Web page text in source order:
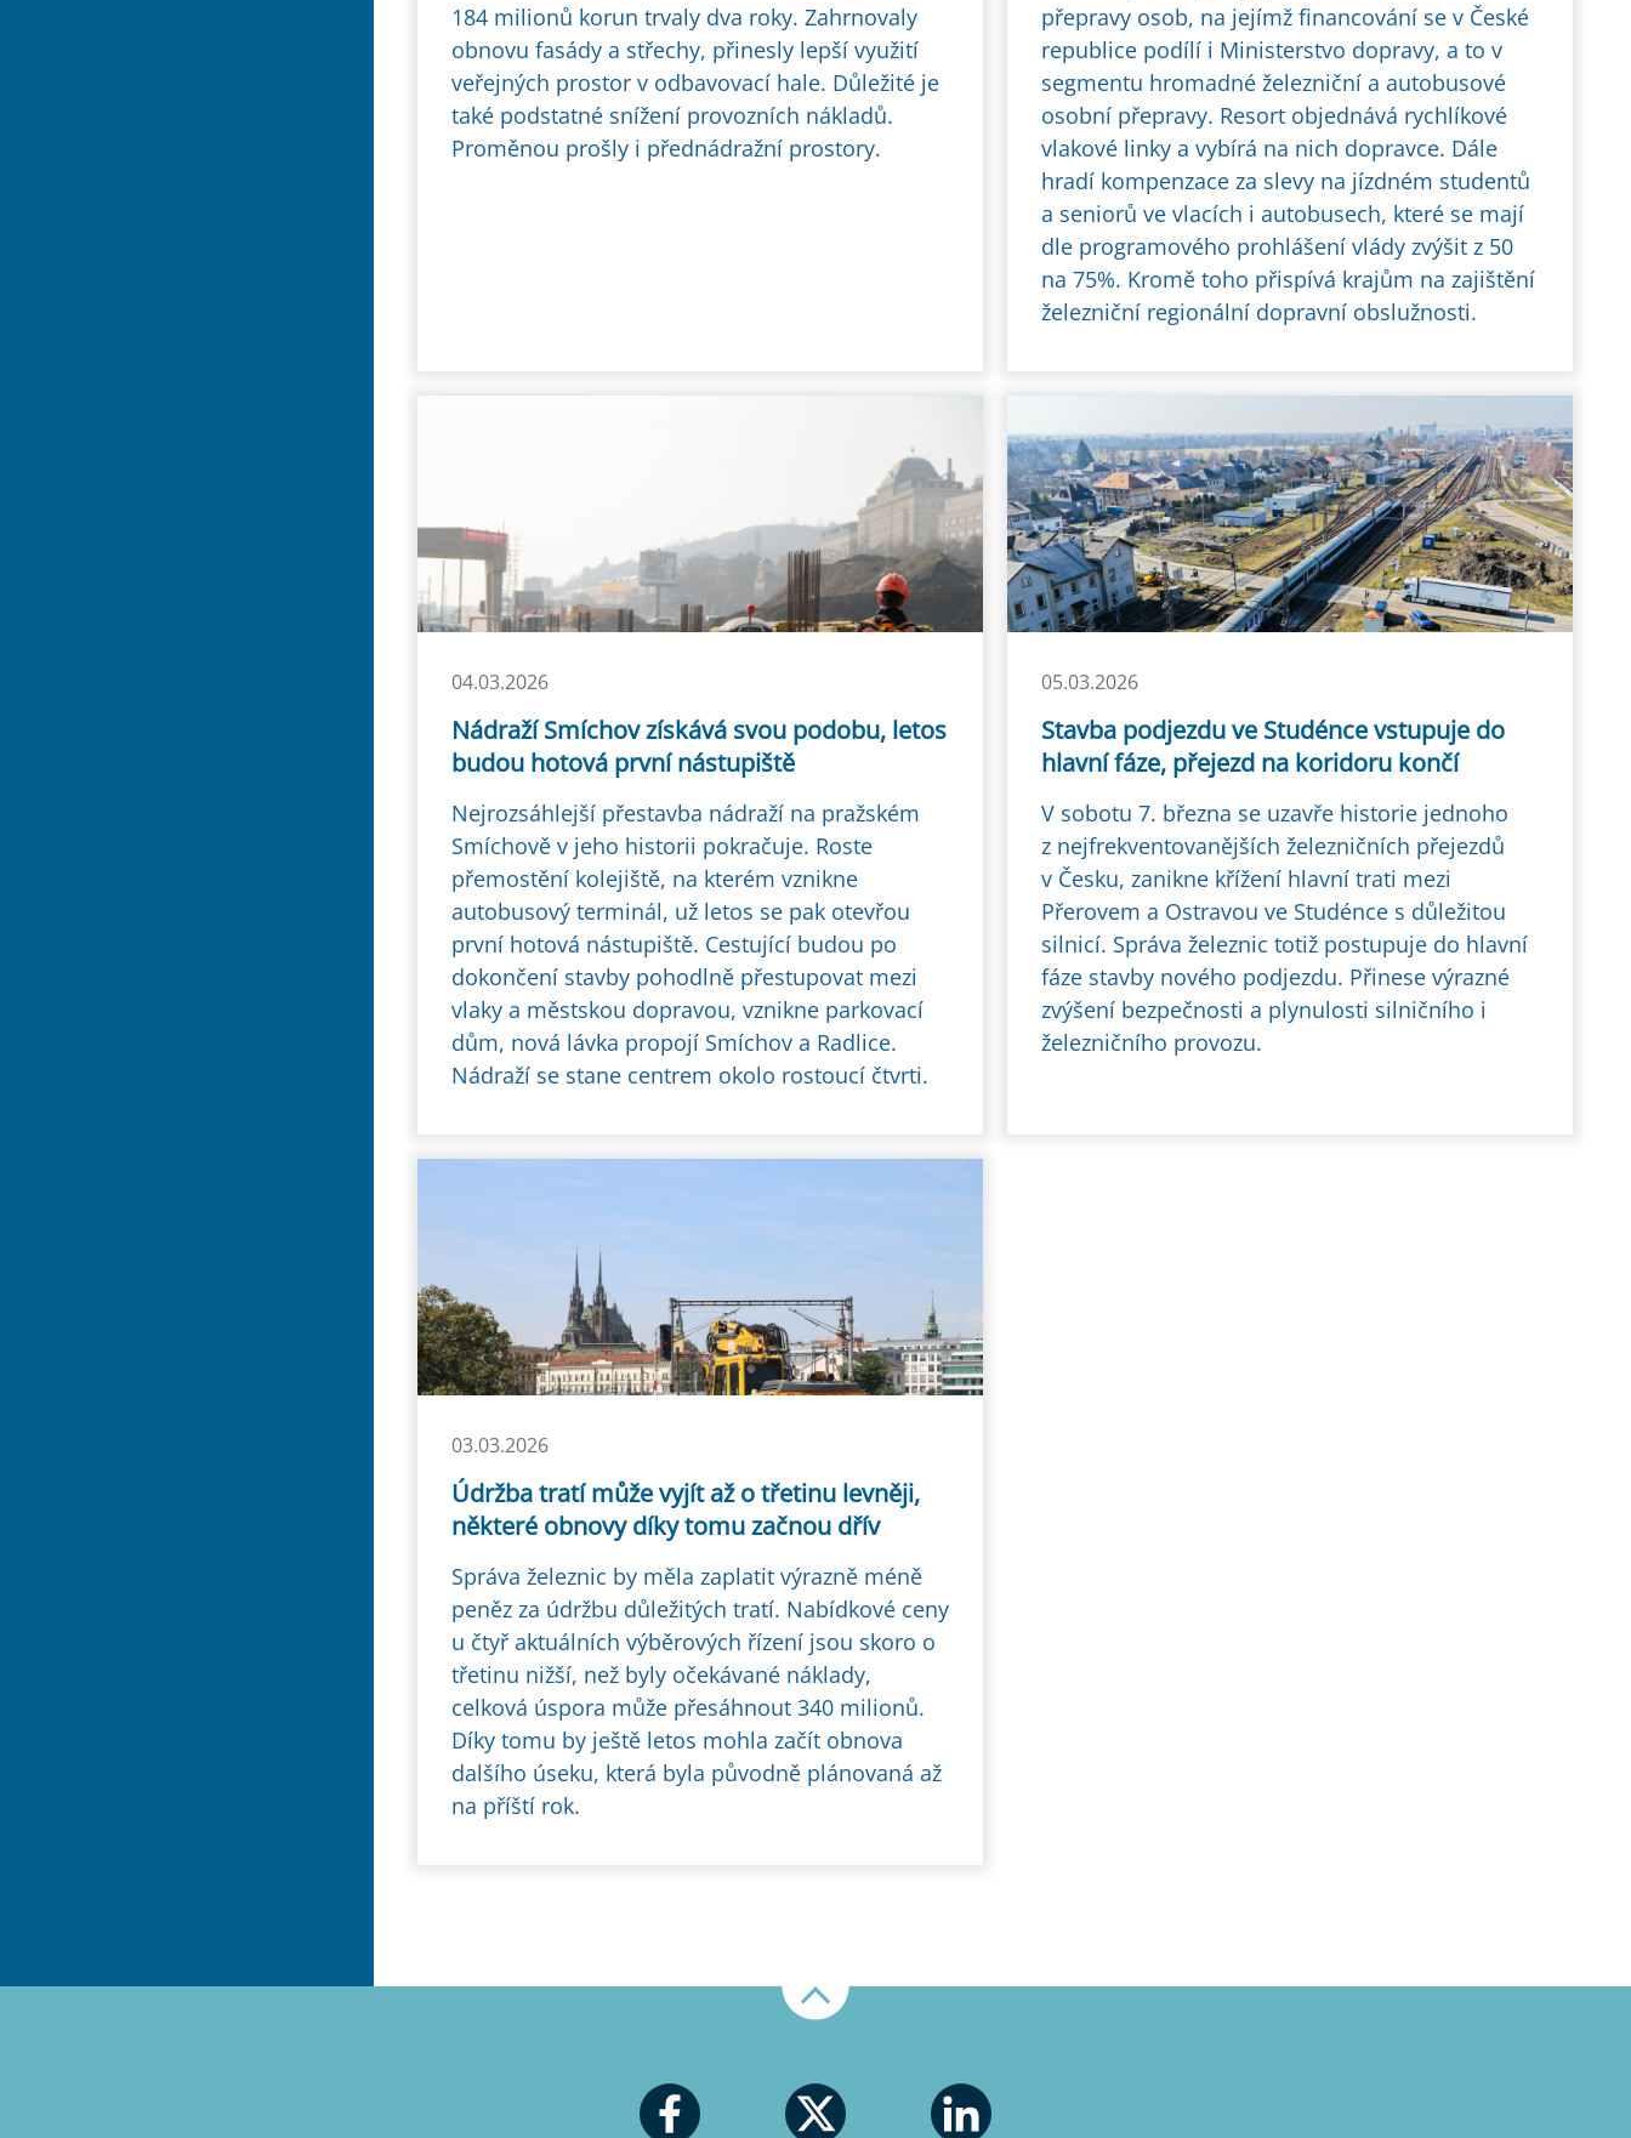
184 milionů korun trvaly dva roky. Zahrnovaly
obnovu fasády a střechy, přinesly lepší využití
veřejných prostor v odbavovací hale. Důležité je
také podstatné snížení provozních nákladů.
Proměnou prošly i přednádražní prostory.
přepravy osob, na jejímž financování se v České
republice podílí i Ministerstvo dopravy, a to v
segmentu hromadné železniční a autobusové
osobní přepravy. Resort objednává rychlíkové
vlakové linky a vybírá na nich dopravce. Dále
hradí kompenzace za slevy na jízdném studentů
a seniorů ve vlacích i autobusech, které se mají
dle programového prohlášení vlády zvýšit z 50
na 75%. Kromě toho přispívá krajům na zajištění
železniční regionální dopravní obslužnosti.
04.03.2026
Nádraží Smíchov získává svou podobu, letos
budou hotová první nástupiště
Nejrozsáhlejší přestavba nádraží na pražském
Smíchově v jeho historii pokračuje. Roste
přemostění kolejiště, na kterém vznikne
autobusový terminál, už letos se pak otevřou
první hotová nástupiště. Cestující budou po
dokončení stavby pohodlně přestupovat mezi
vlaky a městskou dopravou, vznikne parkovací
dům, nová lávka propojí Smíchov a Radlice.
Nádraží se stane centrem okolo rostoucí čtvrti.
05.03.2026
Stavba podjezdu ve Studénce vstupuje do
hlavní fáze, přejezd na koridoru končí
V sobotu 7. března se uzavře historie jednoho
z nejfrekventovanějších železničních přejezdů
v Česku, zanikne křížení hlavní trati mezi
Přerovem a Ostravou ve Studénce s důležitou
silnicí. Správa železnic totiž postupuje do hlavní
fáze stavby nového podjezdu. Přinese výrazné
zvýšení bezpečnosti a plynulosti silničního i
železničního provozu.
03.03.2026
Údržba tratí může vyjít až o třetinu levněji,
některé obnovy díky tomu začnou dřív
Správa železnic by měla zaplatit výrazně méně
peněz za údržbu důležitých tratí. Nabídkové ceny
u čtyř aktuálních výběrových řízení jsou skoro o
třetinu nižší, než byly očekávané náklady,
celková úspora může přesáhnout 340 milionů.
Díky tomu by ještě letos mohla začít obnova
dalšího úseku, která byla původně plánovaná až
na příští rok.